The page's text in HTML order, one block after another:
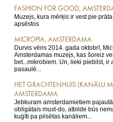
FASHION FOR GOOD,
Muzejs, kura mērķis ir vest pie
apsēstos
MICROPIA, AMSTERDAMA
Durvis vēris 2014. gada oktobrī,
Amsterdamas muzejs, kas šoreiz
bet...mikrobiem. Un, lieki piebilst, ir
pasaulē...
HET GRACHTENHUIS (KANĀLU
AMSTERDAMA
Jebkuram amsterdamietiem
obligātais must-do, atbilde būs
kuģīti pa pilsētas kanāliem...